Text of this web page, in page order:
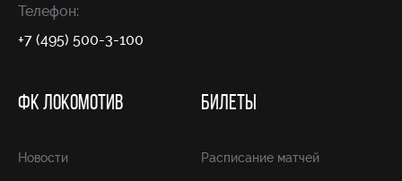
Телефон:
+7 (495) 500-3-100
ФК ЛОКОМОТИВ
Новости
БИЛЕТЫ
Расписание матчей